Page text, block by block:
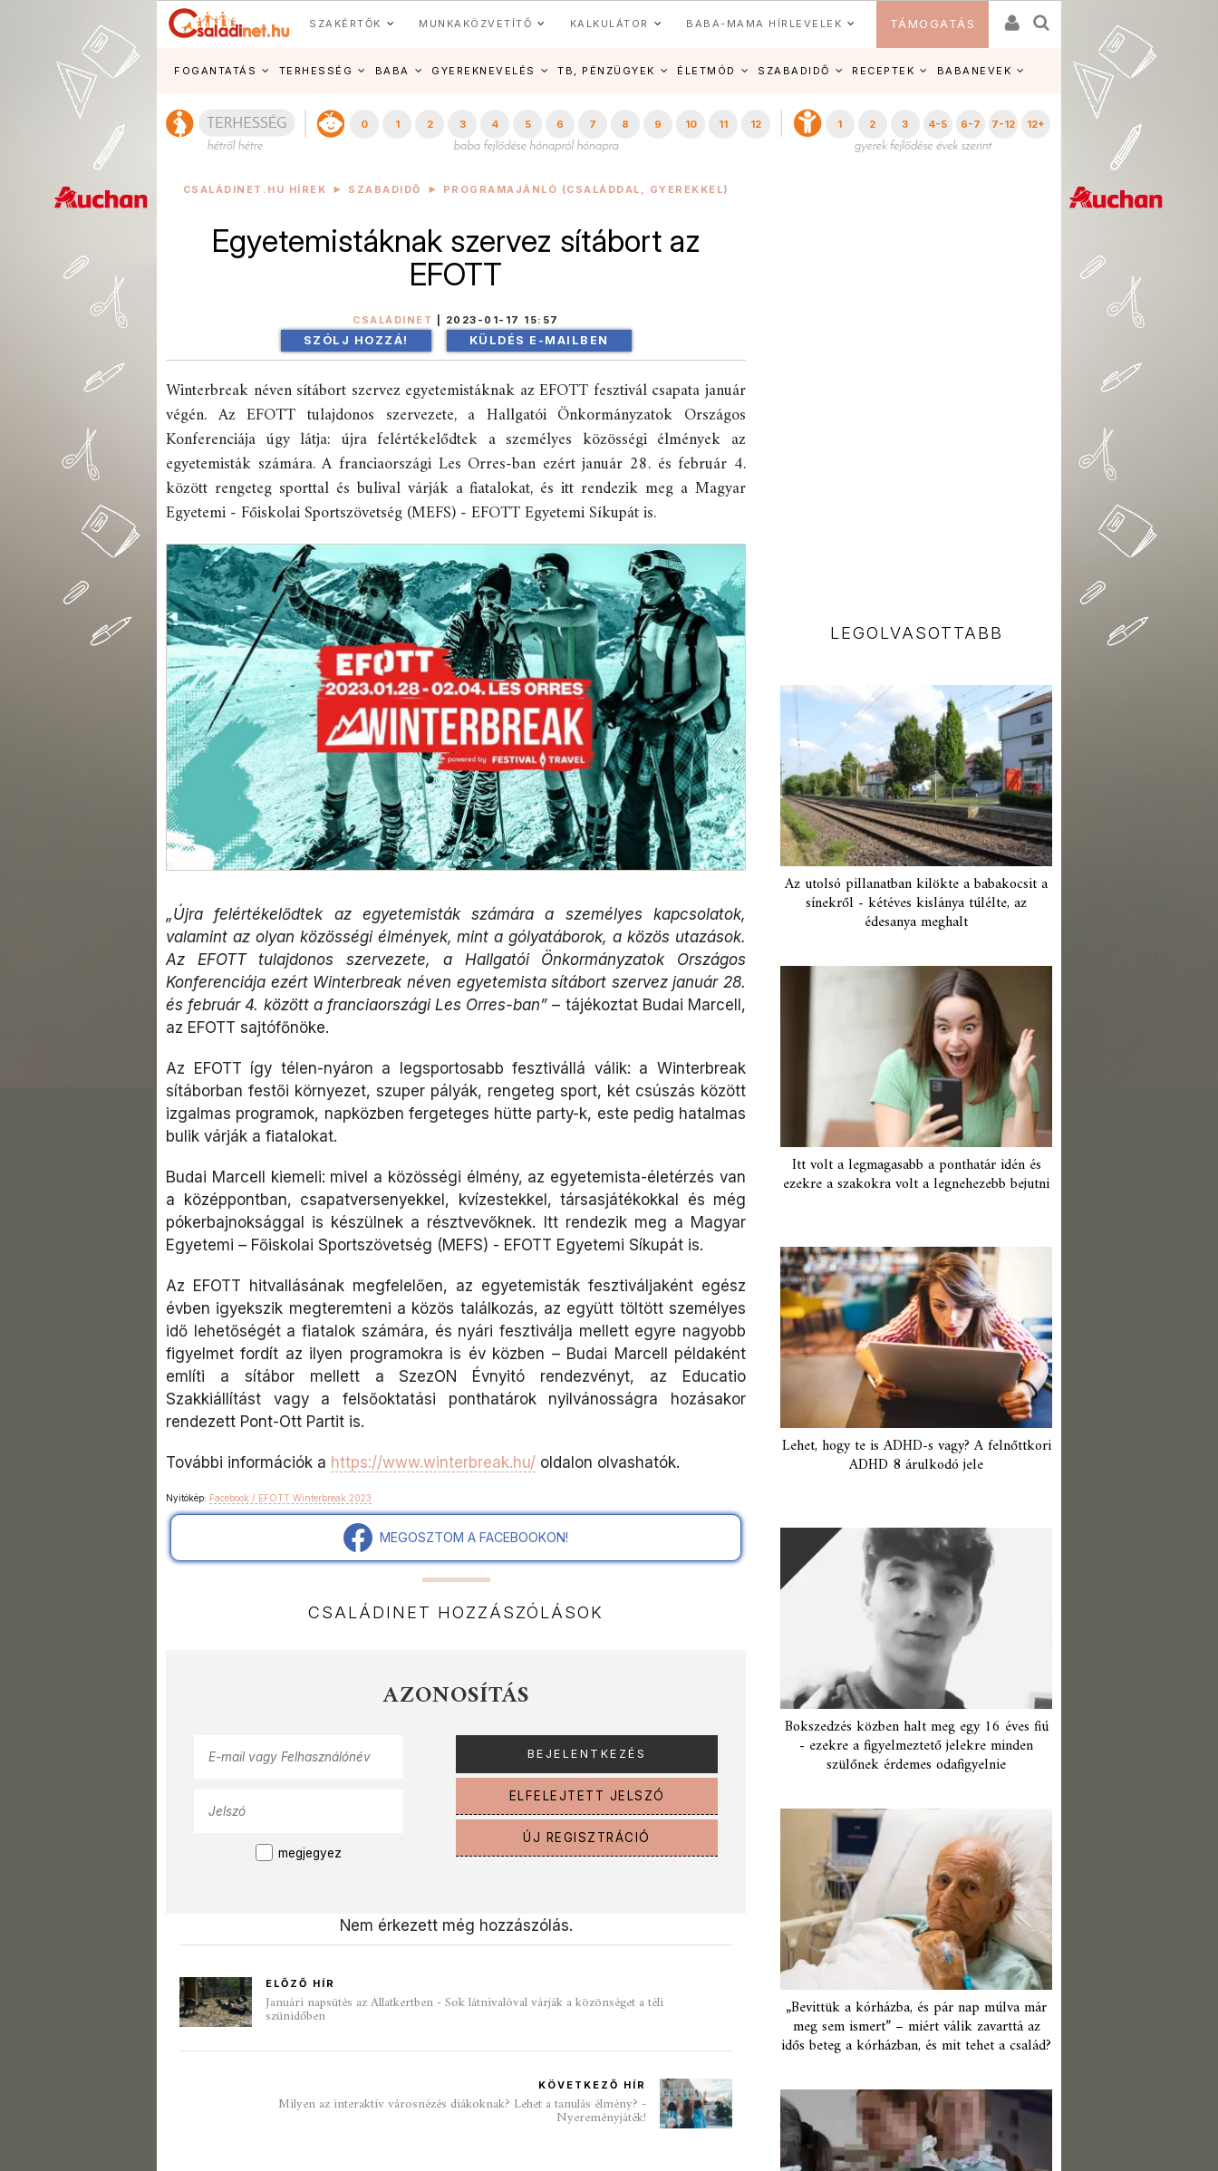
SZAKÉRTŐK MUNKAKÖZVETÍTŐ KALKULÁTOR BABA-MAMA HÍRLEVELEK TÁMOGATÁS
FOGANTATÁS TERHESSÉG BABA GYEREKNEVELÉS TB, PÉNZÜGYEK ÉLETMÓD SZABADIDŐ RECEPTEK BABANEVEK
0 1 2 3 4 5 6 7 8 9 10 11 12 1 2 3 4-5 6-7 7-12 12+
CSALÁDINET.HU HÍREK SZABADIDŐ PROGRAMAJÁNLÓ (CSALÁDDAL, GYEREKKEL)
Egyetemistáknak szervez sítábort az
EFOTT
CSALÁDINET 2023-01-17 15:57
SZÓLJ HOZZÁ! KÜLDÉS E-MAILBEN
Winterbreak néven sítábort szervez egyetemistáknak az EFOTT fesztivál csapata január
végén. Az EFOTT tulajdonos szervezete, a Hallgatói Önkormányzatok Országos
Konferenciája úgy látja: újra felértékelődtek a személyes közösségi élmények az
egyetemisták számára. A franciaországi Les Orres-ban ezért január 28. és február 4.
között rengeteg sporttal és bulival várják a fiatalokat, és itt rendezik meg a Magyar
Egyetemi - Főiskolai Sportszövetség (MEFS) - EFOTT Egyetemi Síkupát is.
„Újra felértékelődtek az egyetemisták számára a személyes kapcsolatok,
valamint az olyan közösségi élmények, mint a gólyatáborok, a közös utazások.
Az EFOTT tulajdonos szervezete, a Hallgatói Önkormányzatok Országos
Konferenciája ezért Winterbreak néven egyetemista sítábort szervez január 28.
és február 4. között a franciaországi Les Orres-ban” – tájékoztat Budai Marcell,
az EFOTT sajtófőnöke.
Az EFOTT így télen-nyáron a legsportosabb fesztivállá válik: a Winterbreak
sítáborban festői környezet, szuper pályák, rengeteg sport, két csúszás között
izgalmas programok, napközben fergeteges hütte party-k, este pedig hatalmas
bulik várják a fiatalokat.
Budai Marcell kiemeli: mivel a közösségi élmény, az egyetemista-életérzés van
a középpontban, csapatversenyekkel, kvízestekkel, társasjátékokkal és még
pókerbajnoksággal is készülnek a résztvevőknek. Itt rendezik meg a Magyar
Egyetemi – Főiskolai Sportszövetség (MEFS) - EFOTT Egyetemi Síkupát is.
Az EFOTT hitvallásának megfelelően, az egyetemisták fesztiváljaként egész
évben igyekszik megteremteni a közös találkozás, az együtt töltött személyes
idő lehetőségét a fiatalok számára, és nyári fesztiválja mellett egyre nagyobb
figyelmet fordít az ilyen programokra is év közben – Budai Marcell példaként
említi a sítábor mellett a SzezON Évnyitó rendezvényt, az Educatio
Szakkiállítást vagy a felsőoktatási ponthatárok nyilvánosságra hozásakor
rendezett Pont-Ott Partit is.
További információk a https://www.winterbreak.hu/ oldalon olvashatók.
Nyitókép: Facebook / EFOTT Winterbreak 2023
MEGOSZTOM A FACEBOOKON!
CSALÁDINET HOZZÁSZÓLÁSOK
AZONOSÍTÁS
megjegyez
ELFELEJTETT JELSZÓ
ÚJ REGISZTRÁCIÓ
Nem érkezett még hozzászólás.
ELŐZŐ HÍR
Januári napsütés az Állatkertben - Sok látnivalóval várják a közönséget a téli
szünidőben
KÖVETKEZŐ HÍR
Milyen az interaktív városnézés diákoknak? Lehet a tanulás élmény? -
Nyereményjáték!
LEGOLVASOTTABB
Az utolsó pillanatban kilökte a babakocsit a
sínekről - kétéves kislánya túlélte, az
édesanya meghalt
Itt volt a legmagasabb a ponthatár idén és
ezekre a szakokra volt a legnehezebb bejutni
Lehet, hogy te is ADHD-s vagy? A felnőttkori
ADHD 8 árulkodó jele
Bokszedzés közben halt meg egy 16 éves fiú
- ezekre a figyelmeztető jelekre minden
szülőnek érdemes odafigyelnie
„Bevittük a kórházba, és pár nap múlva már
meg sem ismert” – miért válik zavarttá az
idős beteg a kórházban, és mit tehet a család?